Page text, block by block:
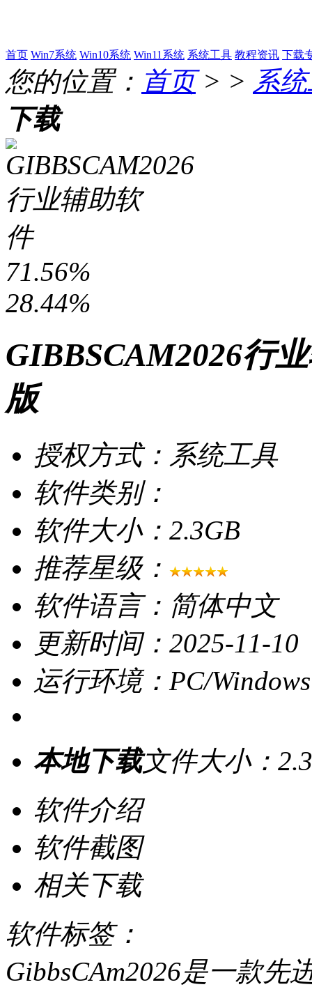
首页 Win7系统 Win10系统 Win11系统 系统工具 教程资讯 下载
您的位置： 首页> > 系
下载
71.56%
28.44%
GIBBSCAM2026行
版
授权方式：系统工具
软件类别：
软件大小：2.3GB
推荐星级：
软件语言：简体中文
更新时间：2025-11-10
运行环境：PC/Windows
本地下载文件大小：
软件介绍
软件截图
相关下载
软件标签：
GibbsCAm2026是一款先